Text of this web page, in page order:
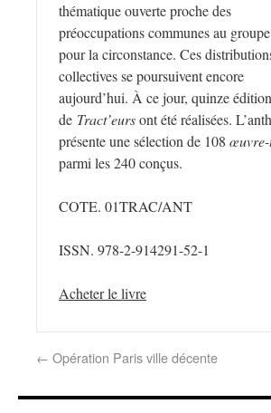
thématique ouverte proche des
préoccupations communes au
pour la circonstance. Ces
collectives se poursuivent encore
aujourd’hui. À ce jour, quinze
de Tract’eursont été réalisées.
présente une sélection de 108
parmi les 240 conçus.
COTE. 01TRAC/ANT
ISSN. 978-2-914291-52-1
Acheter le livre
← Opération Paris ville décente